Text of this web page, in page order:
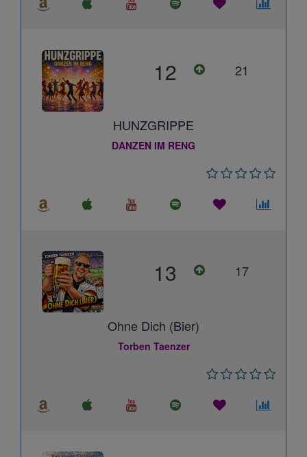
12 21
HUNZGRIPPE
DANZEN IM RENG
13 17
Ohne Dich (Bier)
Torben Taenzer